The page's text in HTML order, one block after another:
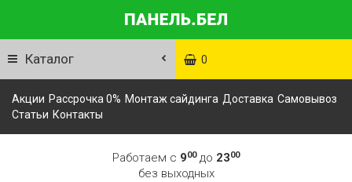
Каталог 0
Акции Рассрочка 0% Монтаж сайдинга Доставка Самовывоз
Статьи Контакты
Работаем с 900до 2300
без выходных